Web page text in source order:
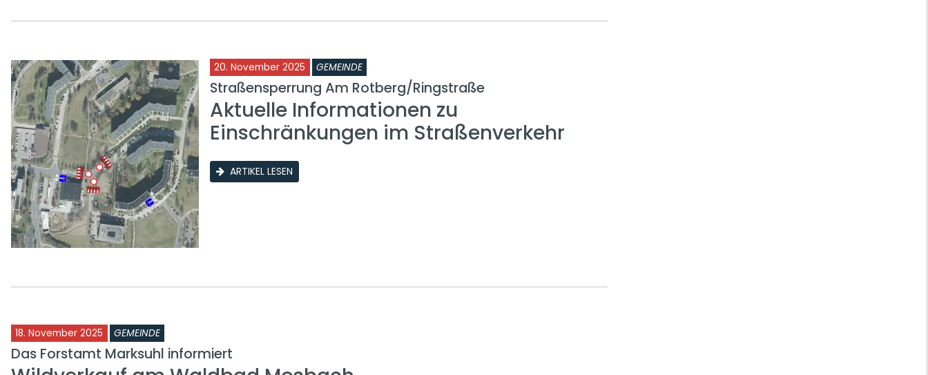
20. November 2025 GEMEINDE
Straßensperrung Am Rotberg/Ringstraße
Aktuelle Informationen zu
Einschränkungen im Straßenverkehr
ARTIKEL LESEN
18. November 2025 GEMEINDE
Das Forstamt Marksuhl informiert